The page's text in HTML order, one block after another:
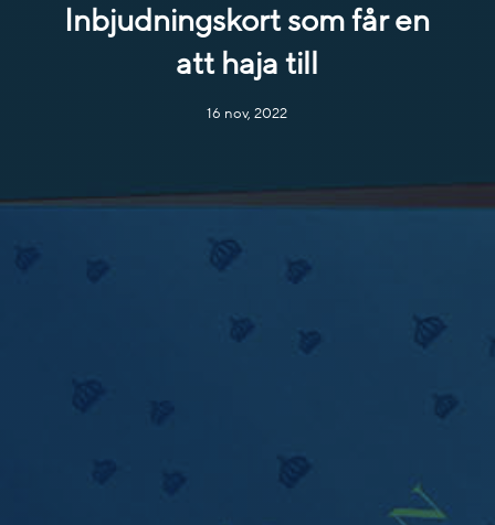
Inbjudningskort som får en
att haja till
16 nov, 2022